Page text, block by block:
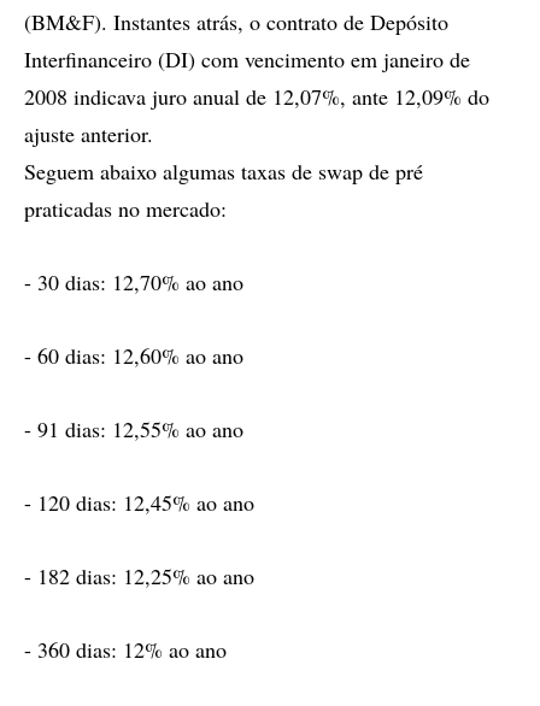
(BM&F). Instantes atrás, o contrato de Depósito
Interfinanceiro (DI) com vencimento em janeiro de
2008 indicava juro anual de 12,07%, ante 12,09% do
ajuste anterior.
Seguem abaixo algumas taxas de swap de pré
praticadas no mercado:
- 30 dias: 12,70% ao ano
- 60 dias: 12,60% ao ano
- 91 dias: 12,55% ao ano
- 120 dias: 12,45% ao ano
- 182 dias: 12,25% ao ano
- 360 dias: 12% ao ano